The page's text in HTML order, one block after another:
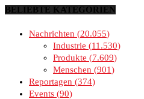
BELIEBTE KATEGORIEN
Nachrichten
20.055
Industrie
11.530
Produkte
7.609
Menschen
901
Reportagen
374
Events 90